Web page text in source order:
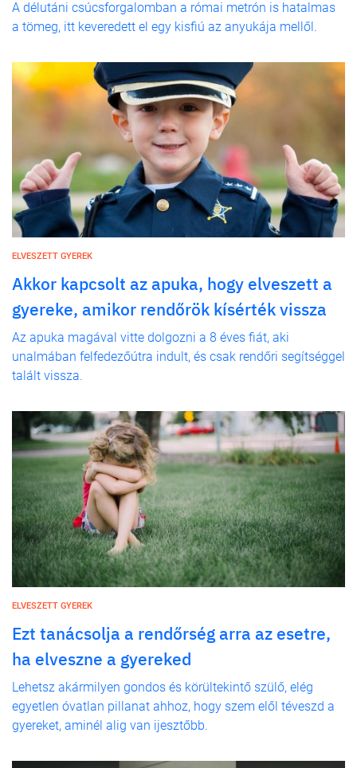
A délutáni csúcsforgalomban a római metrón is hatalmas
a tömeg, itt keveredett el egy kisfiú az anyukája mellől.
ELVESZETT GYEREK
Akkor kapcsolt az apuka, hogy elveszett a
gyereke, amikor rendőrök kísérték vissza
Az apuka magával vitte dolgozni a 8 éves fiát, aki
unalmában felfedezőútra indult, és csak rendőri segítséggel
talált vissza.
ELVESZETT GYEREK
Ezt tanácsolja a rendőrség arra az esetre,
ha elveszne a gyereked
Lehetsz akármilyen gondos és körültekintő szülő, elég
egyetlen óvatlan pillanat ahhoz, hogy szem elől téveszd a
gyereket, aminél alig van ijesztőbb.